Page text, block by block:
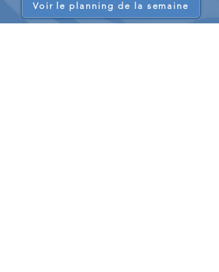
Voir le planning de la semaine